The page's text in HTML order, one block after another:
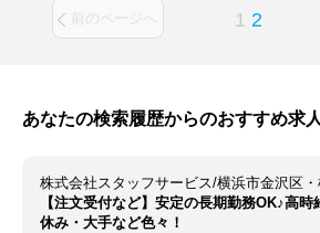
前のページへ 1 2
あなたの検索履歴からのおすすめ求人
【注文受付など】安定の長期勤務OK♪高時
休み・大手など色々！